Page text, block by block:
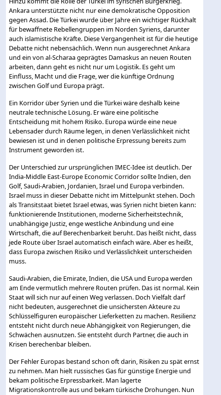
Ankara unterstützte nicht nur eine demokratische Opposition
gegen Assad. Die Türkei wurde über Jahre ein wichtiger Rückhalt
für bewaffnete Rebellengruppen im Norden Syriens, darunter
auch islamistische Kräfte. Diese Vergangenheit ist für die heutige
Debatte nicht nebensächlich. Wenn nun ausgerechnet Ankara
und ein von al-Scharaa geprägtes Damaskus an neuen Routen
arbeiten, dann geht es nicht nur um Logistik. Es geht um
Einfluss, Macht und die Frage, wer die künftige Ordnung
zwischen Golf und Europa prägt.
Ein Korridor über Syrien und die Türkei wäre deshalb keine
neutrale technische Lösung. Er wäre eine politische
Entscheidung mit hohem Risiko. Europa würde eine neue
Lebensader durch Räume legen, in denen Verlässlichkeit nicht
bewiesen ist und in denen politische Erpressung bereits zum
Instrument geworden ist.
Der Unterschied zur ursprünglichen IMEC-Idee ist deutlich. Der
India-Middle East-Europe Economic Corridor sollte Indien, den
Golf, Saudi-Arabien, Jordanien, Israel und Europa verbinden.
Israel muss in dieser Debatte nicht im Mittelpunkt stehen. Doch
als Transitstaat bietet Israel etwas, was Syrien nicht bieten kann:
funktionierende Institutionen, moderne Sicherheitstechnik,
unabhängige Justiz, enge westliche Anbindung und eine
Wirtschaft, die auf Berechenbarkeit beruht. Das heißt nicht, dass
jede Route über Israel automatisch einfach wäre. Aber es heißt,
dass Europa zwischen Risiko und Verlässlichkeit unterscheiden
muss.
Saudi-Arabien, die Emirate, Indien, die USA und Europa werden
am Ende vermutlich mehrere Routen prüfen. Das ist normal. Kein
Staat will sich nur auf einen Weg verlassen. Doch Vielfalt darf
nicht bedeuten, ausgerechnet die unsichersten Akteure zu
Schlüsselfiguren europäischer Lieferketten zu machen. Resilienz
entsteht nicht durch neue Abhängigkeit von Regierungen, die
Schwächen ausnutzen. Sie entsteht durch Partner, die auch in
Krisen berechenbar bleiben.
Der Fehler Europas bestand schon oft darin, Risiken zu spät ernst
zu nehmen. Man hielt russisches Gas für günstige Energie und
bekam politische Erpressbarkeit. Man lagerte
Migrationskontrolle aus und bekam türkische Drohungen. Nun